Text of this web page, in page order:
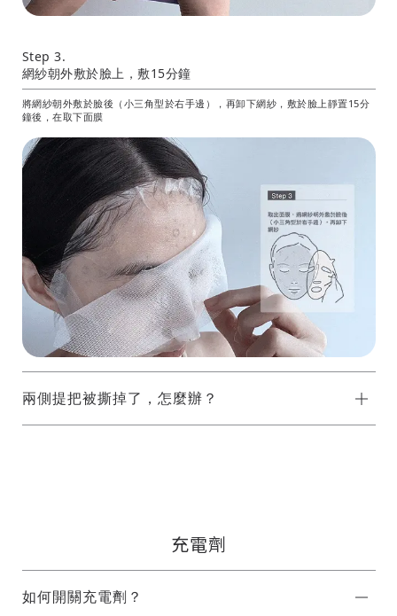
Step 3.
網紗朝外敷於臉上，敷15分鐘
將網紗朝外敷於臉後（小三角型於右手邊），再卸下網紗，敷於臉上靜置15分
鐘後，在取下面膜
兩側提把被撕掉了，怎麼辦？
充電劑
如何開關充電劑？